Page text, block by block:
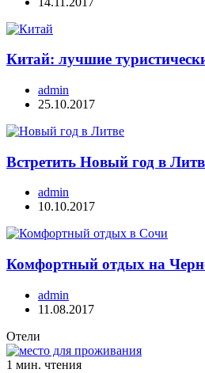
Китай: лучшие
admin
25.10.2017
Встретить Новый год в
admin
10.10.2017
Комфортный отдых на
admin
11.08.2017
Отели
1 мин. чтения